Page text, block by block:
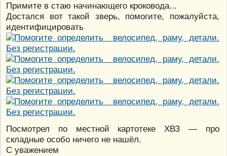
Примите в стаю начинающего кроковода...
Достался вот такой зверь, помогите, пожалуйста,
идентифицировать
Посмотрел по местной картотеке ХВЗ — про
складные особо ничего не нашёл.
С уважением